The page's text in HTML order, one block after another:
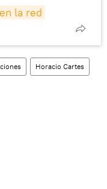
en la red
Horacio Cartes